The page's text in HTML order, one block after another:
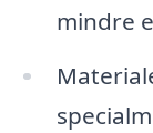
mindre